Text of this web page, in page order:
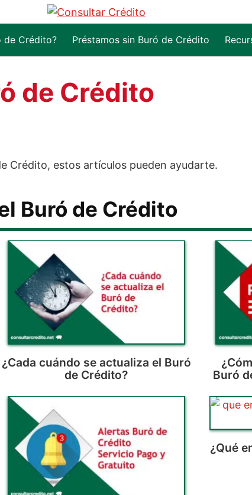
de Crédito? Préstamos sin Buró de Crédito
de Crédito
Crédito, estos artículos pueden ayudarte.
Buró de Crédito
¿Cada cuándo se actualiza el Buró
de Crédito?
Buró
¿Qué